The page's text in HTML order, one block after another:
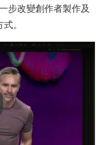
步改變創作者製作及
。